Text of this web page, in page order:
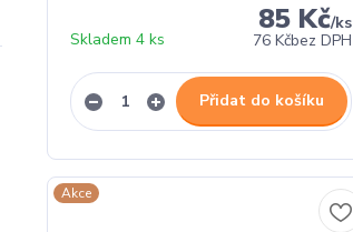
85 Kč/ks
76 Kčbez DPH
Skladem 4 ks
Přidat do košíku
Akce